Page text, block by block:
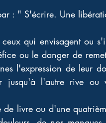
: " S'écrire. Une
qui envisagent ou
ou le danger de
l'expression de leur
l'autre rive ou
livre ou d'une